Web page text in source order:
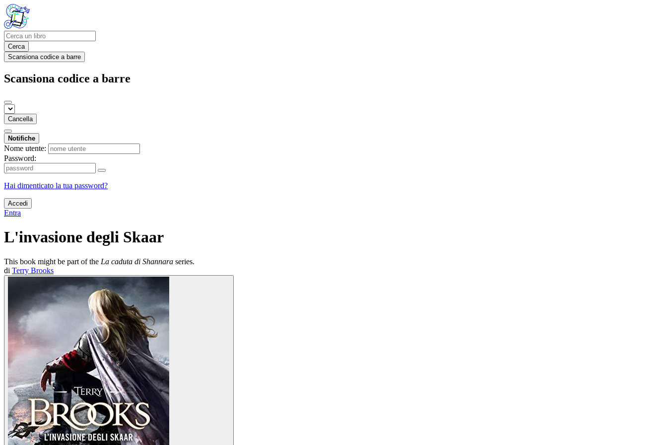
Cerca
Scansiona codice a barre
Scansiona codice a barre
Cancella
Notifiche
Nome utente:
Password:
Hai dimenticato la tua password?
Accedi
Entra
L'invasione degli Skaar
This book might be part of the La caduta di Shannara series.
di Terry Brooks